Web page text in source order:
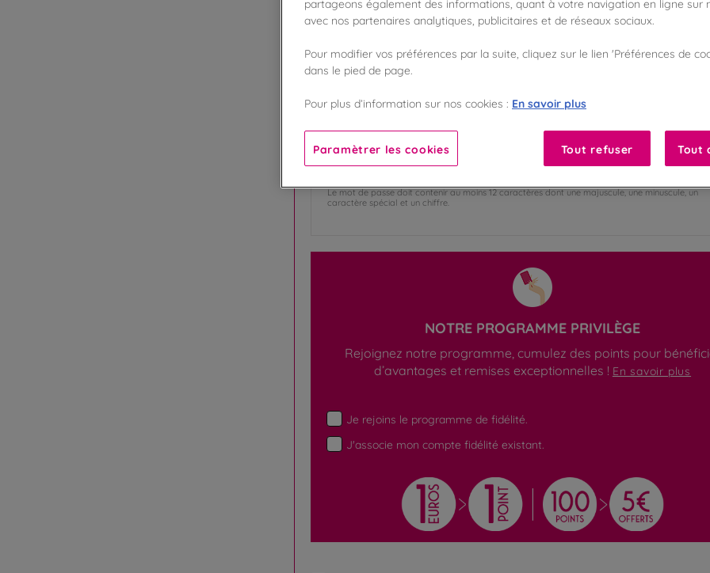
PARTICULIER
PROFESSIONNEL
Prénom *
Mot de passe *
Le mot de passe doit contenir au moins 12 caractères dont une majuscule, une minuscule, un
caractère spécial et un chiffre.
NOTRE PROGRAMME PRIVILÈGE
Rejoignez notre programme, cumulez des points pour
d’avantages et remises exceptionnelles ! En savoir plus
Je rejoins le programme de fidélité.
J'associe mon compte fidélité existant.
avec nos partenaires analytiques, publicitaires et de réseaux sociaux.
Pour modifier vos préférences par la suite, cliquez sur le lien 'Préférences de
dans le pied de page.
Pour plus d’information sur nos cookies : En savoir plus
Paramètrer les cookies Tout refuser Tout